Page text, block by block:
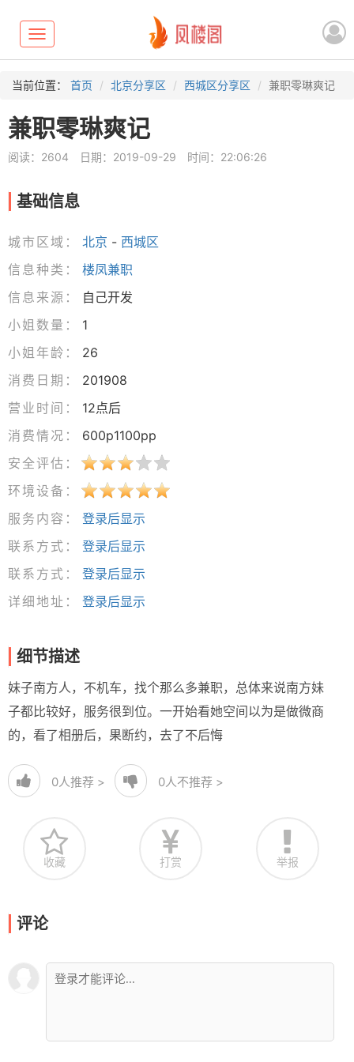
Toggle
navigation
当前位置： 首页 北京分享区 西城区分享区 兼职零琳爽记
兼职零琳爽记
阅读：2604 日期：2019-09-29 时间：22:06:26
基础信息
城市区域： 北京 - 西城区
信息种类：
楼凤兼职
信息来源：
自己开发
小姐数量：
1
小姐年龄：
26
消费日期：
201908
营业时间：
12点后
消费情况：
600p1100pp
安全评估：
环境设备：
服务内容：
登录后显示
联系方式：
登录后显示
联系方式：
登录后显示
详细地址：
登录后显示
细节描述
妹子南方人，不机车，找个那么多兼职，总体来说南方妹
子都比较好，服务很到位。一开始看她空间以为是做微商
的，看了相册后，果断约，去了不后悔
0人推荐 > 0人不推荐 >
收藏 打赏 举报
评论